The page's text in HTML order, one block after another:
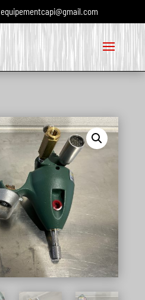
equipementcapi@gmail.com